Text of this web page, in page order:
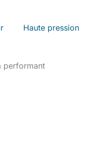
Haute pression
performant